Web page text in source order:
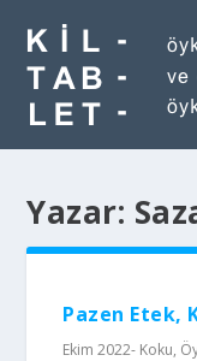
Yazar:
Pazen Etek,
Ekim 2022- Koku,